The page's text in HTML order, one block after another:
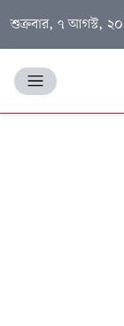
শুক্রবার, ৭ আগস্ট,